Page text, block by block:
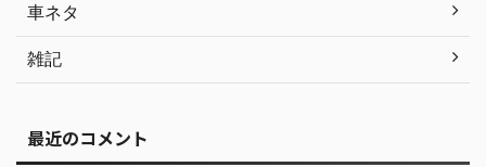
車ネタ
雑記
最近のコメント